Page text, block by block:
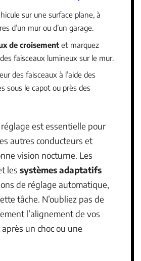
sur une surface plane, à
d’un mur ou d’un garage.
de croisement et marquez
faisceaux lumineux sur le mur.
des faisceaux à l’aide des
sous le capot ou près des
est essentielle pour
autres conducteurs et
vision nocturne. Les
les systèmes adaptatifs
de réglage automatique,
tâche. N’oubliez pas de
l’alignement de vos
un choc ou une